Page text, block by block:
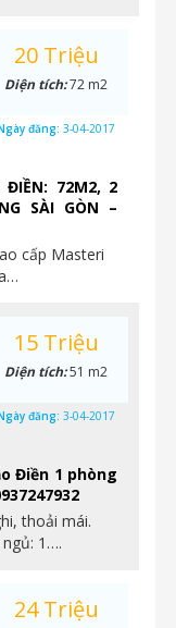
ĐIỀN: 72M2, 2
SÀI GÒN –
cấp Masteri
20 Triệu
Diện tích:72 m2
đăng: 3-04-2017
Điền 1 phòng
thoải mái.
ngủ: 1….
15 Triệu
Diện tích:51 m2
đăng: 3-04-2017
24 Triệu